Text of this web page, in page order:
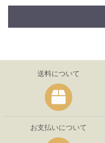
送料について
お支払いについて